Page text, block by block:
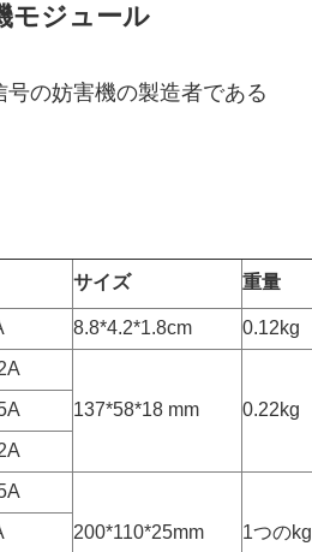
モジュール
の妨害機の製造者である
サイズ
重量
8.8*4.2*1.8cm
0.12kg
137*58*18 mm
0.22kg
200*110*25mm
1つのkg